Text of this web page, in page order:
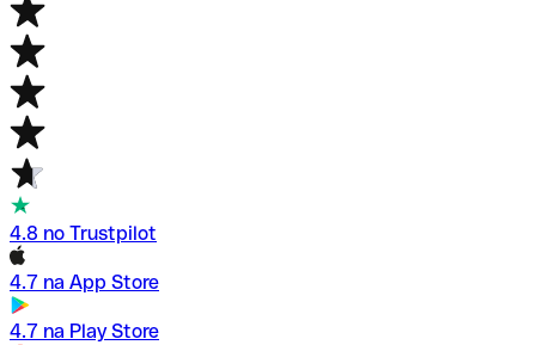
4.8 no Trustpilot
4.7 na App Store
4.7 na Play Store